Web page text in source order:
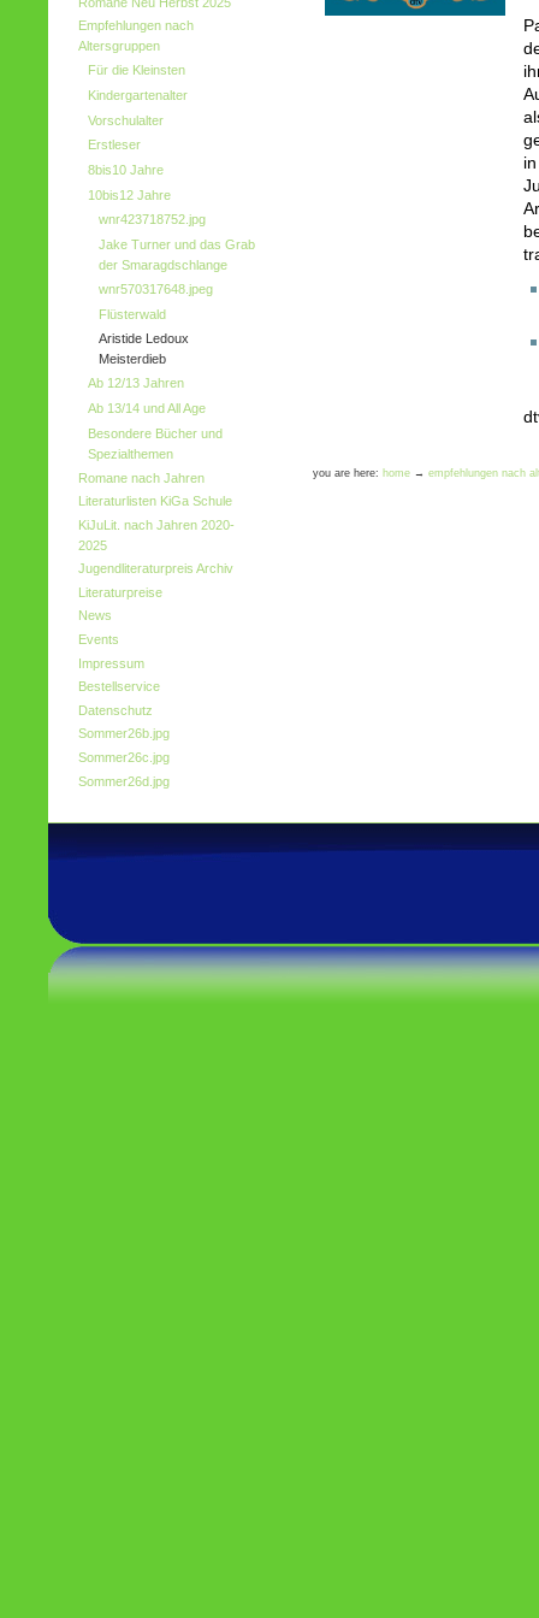
Empfehlungen nach
Altersgruppen
Für die Kleinsten
Kindergartenalter
Vorschulalter
Erstleser
8bis10 Jahre
10bis12 Jahre
wnr423718752.jpg
Jake Turner und das Grab
der Smaragdschlange
wnr570317648.jpeg
Flüsterwald
Aristide Ledoux
Meisterdieb
Ab 12/13 Jahren
Ab 13/14 und All Age
Besondere Bücher und
Spezialthemen
Romane nach Jahren
Literaturlisten KiGa Schule
KiJuLit. nach Jahren 2020-
2025
Jugendliteraturpreis Archiv
Literaturpreise
News
Events
Impressum
Bestellservice
Datenschutz
Sommer26b.jpg
Sommer26c.jpg
Sommer26d.jpg
you are here: home → empfehlungen nach